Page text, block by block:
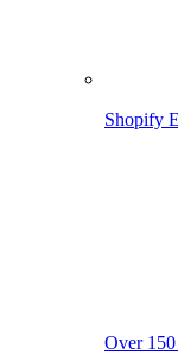
Shopify
Over